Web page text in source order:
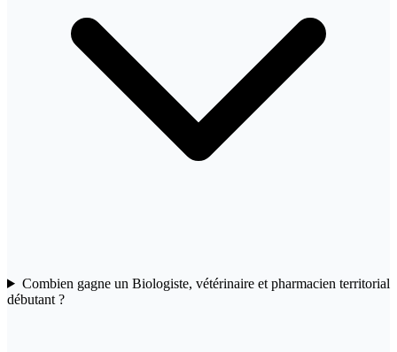
Combien gagne un Biologiste, vétérinaire et pharmacien territorial
débutant ?